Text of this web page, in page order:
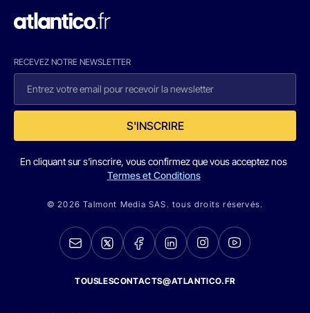
RECEVEZ NOTRE NEWSLETTER
S'INSCRIRE
En cliquant sur s'inscrire, vous confirmez que vous acceptez nos
Termes et Conditions
© 2026 Talmont Media SAS. tous droits réservés.
TOUSLESCONTACTS@ATLANTICO.FR